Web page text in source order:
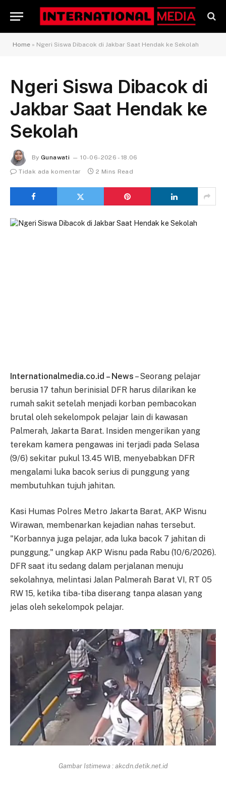
Home » Ngeri Siswa Dibacok di Jakbar Saat Hendak ke Sekolah
Ngeri Siswa Dibacok di
Jakbar Saat Hendak ke
Sekolah
By Gunawati
10-06-2026 - 18.06
Tidak ada komentar
2 Mins Read
Internationalmedia.co.id – News – Seorang pelajar
berusia 17 tahun berinisial DFR harus dilarikan ke
rumah sakit setelah menjadi korban pembacokan
brutal oleh sekelompok pelajar lain di kawasan
Palmerah, Jakarta Barat. Insiden mengerikan yang
terekam kamera pengawas ini terjadi pada Selasa
(9/6) sekitar pukul 13.45 WIB, menyebabkan DFR
mengalami luka bacok serius di punggung yang
membutuhkan tujuh jahitan.
Kasi Humas Polres Metro Jakarta Barat, AKP Wisnu
Wirawan, membenarkan kejadian nahas tersebut.
"Korbannya juga pelajar, ada luka bacok 7 jahitan di
punggung," ungkap AKP Wisnu pada Rabu (10/6/2026).
DFR saat itu sedang dalam perjalanan menuju
sekolahnya, melintasi Jalan Palmerah Barat VI, RT 05
RW 15, ketika tiba-tiba diserang tanpa alasan yang
jelas oleh sekelompok pelajar.
Gambar Istimewa : akcdn.detik.net.id